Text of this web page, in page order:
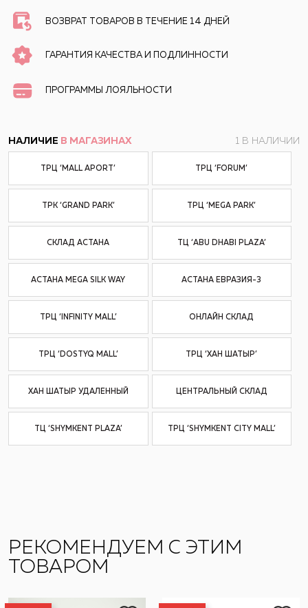
ВОЗВРАТ ТОВАРОВ В ТЕЧЕНИЕ 14 ДНЕЙ
ГАРАНТИЯ КАЧЕСТВА И ПОДЛИННОСТИ
ПРОГРАММЫ ЛОЯЛЬНОСТИ
НАЛИЧИЕ В МАГАЗИНАХ 1 В НАЛИЧИИ
ТРЦ ‘MALL APORT’ ТРЦ ‘FORUM’
ТРК ‘GRAND PARK’ ТРЦ ‘MEGA PARK’
СКЛАД АСТАНА ТЦ ‘ABU DHABI PLAZA’
АСТАНА MEGA SILK WAY АСТАНА ЕВРАЗИЯ-3
ТРЦ ‘INFINITY MALL’ ОНЛАЙН СКЛАД
ТРЦ ‘DOSTYQ MALL’ ТРЦ ‘ХАН ШАТЫР’
ХАН ШАТЫР УДАЛЕННЫЙ ЦЕНТРАЛЬНЫЙ СКЛАД
ТЦ ‘SHYMKENT PLAZA’ ТРЦ ‘SHYMKENT CITY MALL’
РЕКОМЕНДУЕМ С ЭТИМ
ТОВАРОМ